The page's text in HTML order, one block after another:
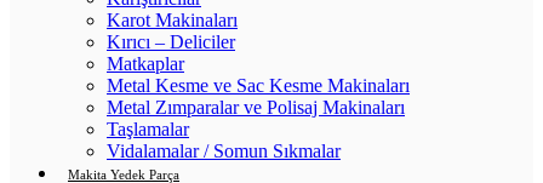
Karot Makinaları
Kırıcı – Deliciler
Matkaplar
Metal Kesme ve Sac Kesme Makinaları
Metal Zımparalar ve Polisaj Makinaları
Taşlamalar
Vidalamalar / Somun Sıkmalar
Makita Yedek Parça